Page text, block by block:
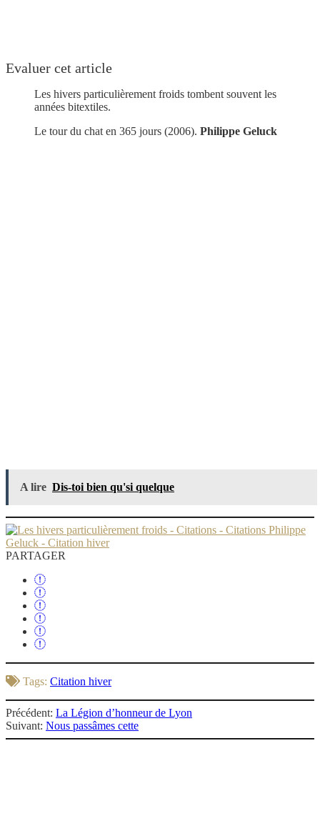
Evaluer cet article
Les hivers particulièrement froids tombent souvent les
années bitextiles.
Le tour du chat en 365 jours (2006). Philippe Geluck
A lire Dis-toi bien qu'si quelque
PARTAGER
Tags: Citation hiver
Précédent: La Légion d’honneur de Lyon
Suivant: Nous passâmes cette